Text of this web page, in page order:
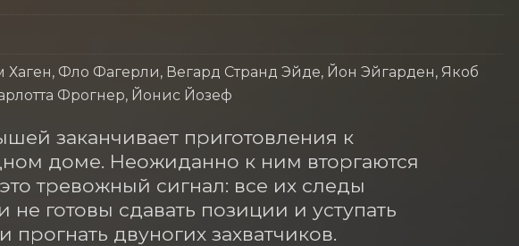
Фло Фагерли, Вегард Странд Эйде, Йон Эйгарден, Якоб
Фрогнер, Йонис Йозеф
заканчивает приготовления к
доме. Неожиданно к ним вторгаются
тревожный сигнал: все их следы
готовы сдавать позиции и уступать
двуногих захватчиков.